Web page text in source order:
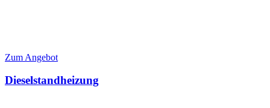
Zum Angebot
Dieselstandheizung